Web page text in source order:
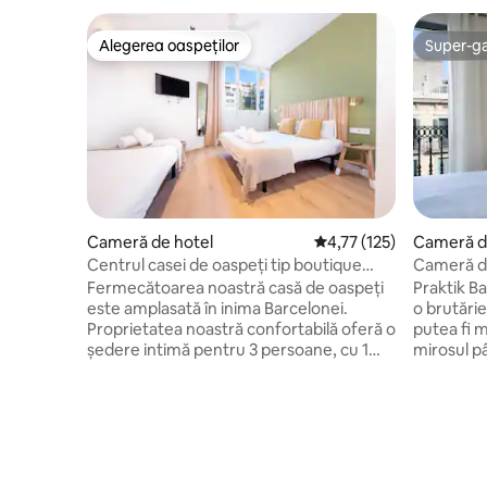
Alegerea oaspeților
Alegerea oaspeților
Cameră de hotel Scor mediu de 4,77 din
4,77 (125)
Centrul casei de oaspeți tip boutique
BCN
Fermecătoarea noastră casă de oaspeți
este amplasată în inima Barcelonei.
Proprietatea noastră confortabilă oferă o
ședere intimă pentru 3 persoane, cu 1
Super-
Super-
Cameră
Cameră
Bakery
Praktik
o
putea fi
mirosul